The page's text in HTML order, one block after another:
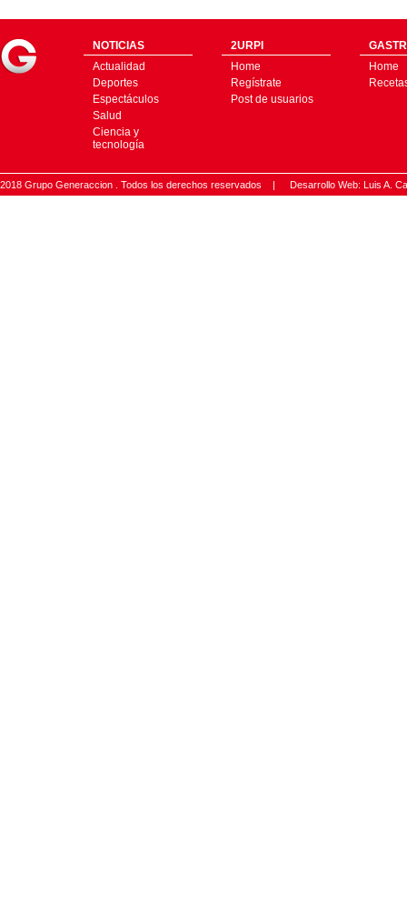
NOTICIAS
Actualidad
Deportes
Espectáculos
Salud
Ciencia y
tecnología
2URPI
Home
Regístrate
Post de usuarios
Home
2018 Grupo Generaccion . Todos los derechos reservados | Desarrollo Web: Luis